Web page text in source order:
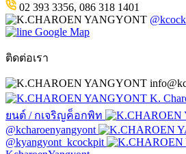
02 393 3356, 086 318 1401
Google Map
ติดต่อเรา
K.
ยนต์ / กเจริญค็อกพิท
@kcharoenyangyont
@kyangyont_kcockpit